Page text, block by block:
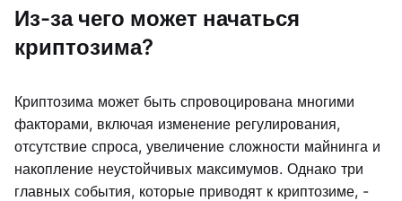
Из-за чего может начаться
криптозима?
Криптозима может быть спровоцирована многими
факторами, включая изменение регулирования,
отсутствие спроса, увеличение сложности майнинга и
накопление неустойчивых максимумов. Однако три
главных события, которые приводят к криптозиме, -